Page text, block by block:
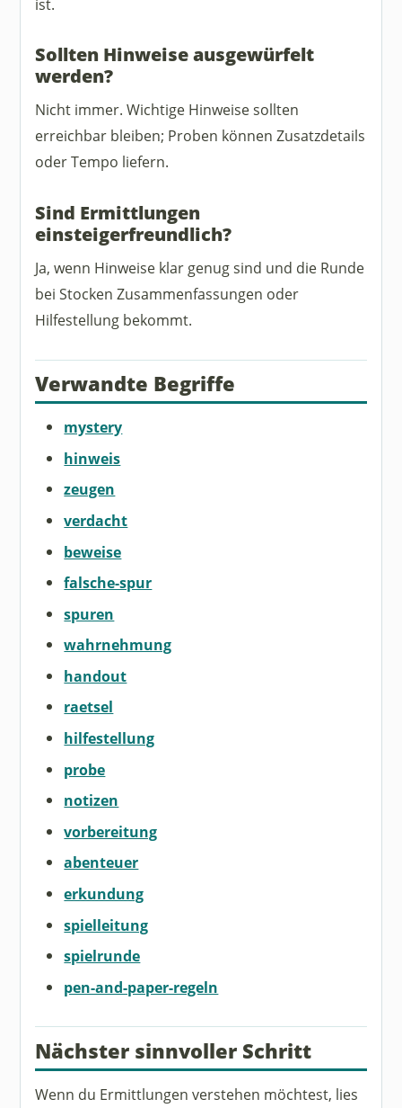
Sollten Hinweise ausgewürfelt
werden?
Nicht immer. Wichtige Hinweise sollten
erreichbar bleiben; Proben können Zusatzdetails
oder Tempo liefern.
Sind Ermittlungen
einsteigerfreundlich?
Ja, wenn Hinweise klar genug sind und die Runde
bei Stocken Zusammenfassungen oder
Hilfestellung bekommt.
Verwandte Begriffe
mystery
hinweis
zeugen
verdacht
beweise
falsche-spur
spuren
wahrnehmung
handout
raetsel
hilfestellung
probe
notizen
vorbereitung
abenteuer
erkundung
spielleitung
spielrunde
pen-and-paper-regeln
Nächster sinnvoller Schritt
Wenn du Ermittlungen verstehen möchtest, lies